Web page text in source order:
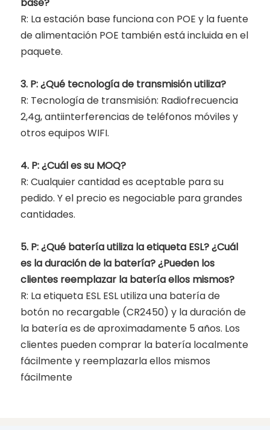
R: La estación base funciona con POE y la fuente
de alimentación POE también está incluida en el
paquete.
3. P: ¿Qué tecnología de transmisión utiliza?
R: Tecnología de transmisión: Radiofrecuencia
2,4g, antiinterferencias de teléfonos móviles y
otros equipos WIFI.
4. P: ¿Cuál es su MOQ?
R: Cualquier cantidad es aceptable para su
pedido. Y el precio es negociable para grandes
cantidades.
5. P: ¿Qué batería utiliza la etiqueta ESL? ¿Cuál
es la duración de la batería? ¿Pueden los
clientes reemplazar la batería ellos mismos?
R: La etiqueta ESL ESL utiliza una batería de
botón no recargable (CR2450) y la duración de
la batería es de aproximadamente 5 años. Los
clientes pueden comprar la batería localmente
fácilmente y reemplazarla ellos mismos
fácilmente